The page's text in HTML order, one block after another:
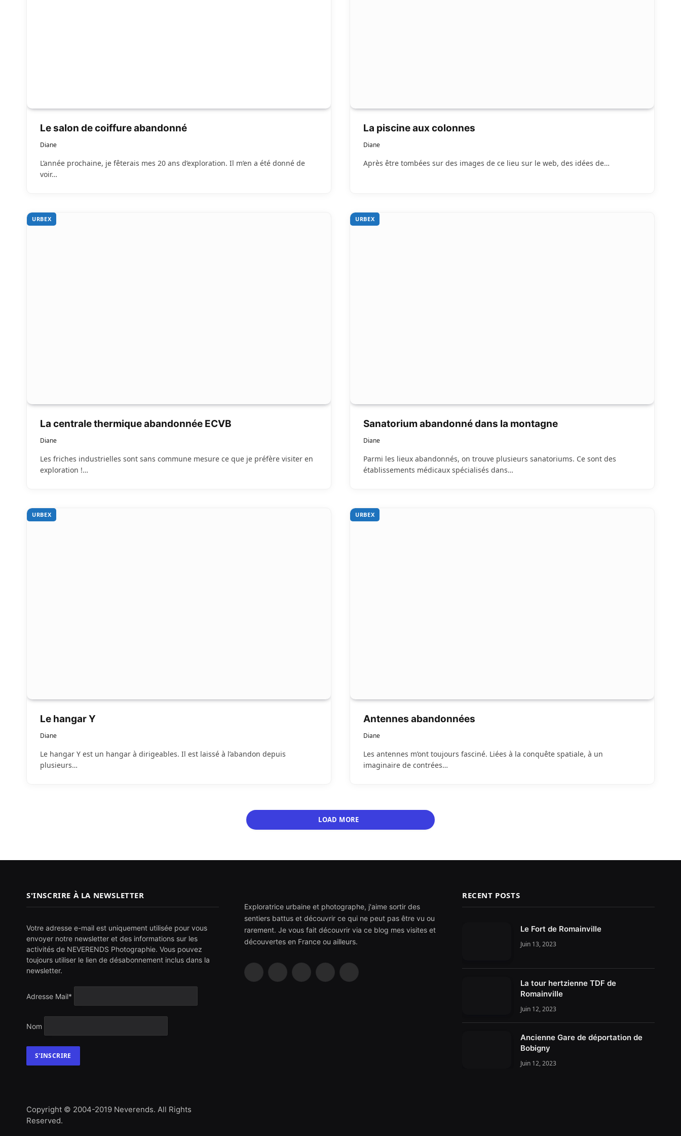
Le salon de coiffure abandonné
Diane
L’année prochaine, je fêterais mes 20 ans d’exploration. Il m’en a été donné de
voir…
La piscine aux colonnes
Diane
Après être tombées sur des images de ce lieu sur le web, des idées de…
URBEX
La centrale thermique abandonnée ECVB
Diane
Les friches industrielles sont sans commune mesure ce que je préfère visiter en
exploration !…
URBEX
Sanatorium abandonné dans la montagne
Diane
Parmi les lieux abandonnés, on trouve plusieurs sanatoriums. Ce sont des
établissements médicaux spécialisés dans…
URBEX
Le hangar Y
Diane
Le hangar Y est un hangar à dirigeables. Il est laissé à l’abandon depuis
plusieurs…
URBEX
Antennes abandonnées
Diane
Les antennes m’ont toujours fasciné. Liées à la conquête spatiale, à un
imaginaire de contrées…
LOAD MORE
S'INSCRIRE À LA NEWSLETTER
Votre adresse e-mail est uniquement utilisée pour vous
envoyer notre newsletter et des informations sur les
activités de NEVERENDS Photographie. Vous pouvez
toujours utiliser le lien de désabonnement inclus dans la
newsletter.
Adresse Mail*
Nom
Exploratrice urbaine et photographe, j'aime sortir des
sentiers battus et découvrir ce qui ne peut pas être vu ou
rarement. Je vous fait découvrir via ce blog mes visites et
découvertes en France ou ailleurs.
FacebookInstagramYouTube TikTok RSS
RECENT POSTS
Le Fort de Romainville
Juin 13, 2023
La tour hertzienne TDF de
Romainville
Juin 12, 2023
Ancienne Gare de déportation de
Bobigny
Juin 12, 2023
Copyright © 2004-2019 Neverends. All Rights
Reserved.